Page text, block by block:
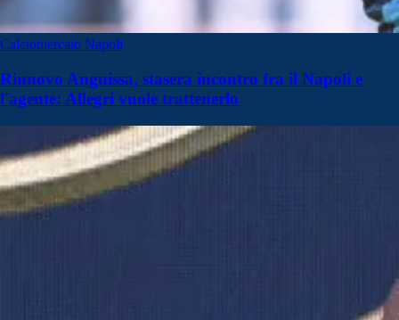
Calciomercato Napoli
Rinnovo Anguissa, stasera incontro fra il Napoli e
l'agente: Allegri vuole trattenerlo